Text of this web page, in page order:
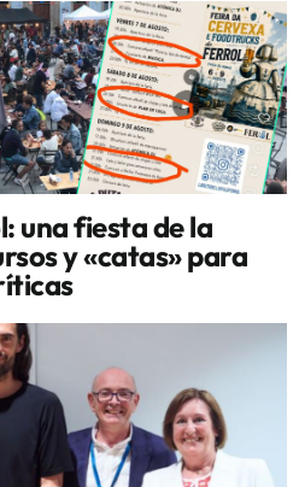
una fiesta de la
y «catas» para